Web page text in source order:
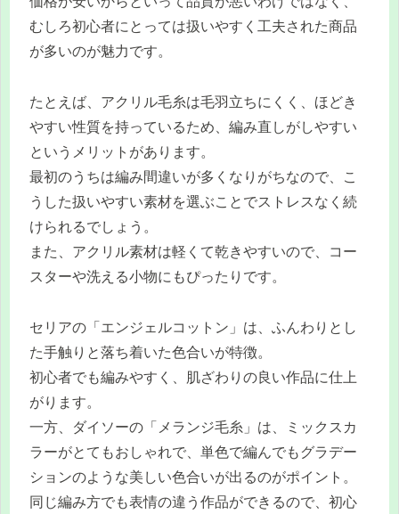
むしろ初心者にとっては扱いやすく工夫された商品
が多いのが魅力です。
たとえば、アクリル毛糸は毛羽立ちにくく、ほどき
やすい性質を持っているため、編み直しがしやすい
というメリットがあります。
最初のうちは編み間違いが多くなりがちなので、こ
うした扱いやすい素材を選ぶことでストレスなく続
けられるでしょう。
また、アクリル素材は軽くて乾きやすいので、コー
スターや洗える小物にもぴったりです。
セリアの「エンジェルコットン」は、ふんわりとし
た手触りと落ち着いた色合いが特徴。
初心者でも編みやすく、肌ざわりの良い作品に仕上
がります。
一方、ダイソーの「メランジ毛糸」は、ミックスカ
ラーがとてもおしゃれで、単色で編んでもグラデー
ションのような美しい色合いが出るのがポイント。
同じ編み方でも表情の違う作品ができるので、初心